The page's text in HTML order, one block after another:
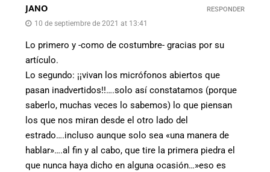
JANO
10 de septiembre de 2021 at 13:41
Lo primero y -como de costumbre- gracias por su
artículo.
Lo segundo: ¡¡vivan los micrófonos abiertos que
pasan inadvertidos!!….solo así constatamos (porque
saberlo, muchas veces lo sabemos) lo que piensan
los que nos miran desde el otro lado del
estrado….incluso aunque solo sea «una manera de
hablar»….al fin y al cabo, que tire la primera piedra el
que nunca haya dicho en alguna ocasión…»eso es
RESPONDER